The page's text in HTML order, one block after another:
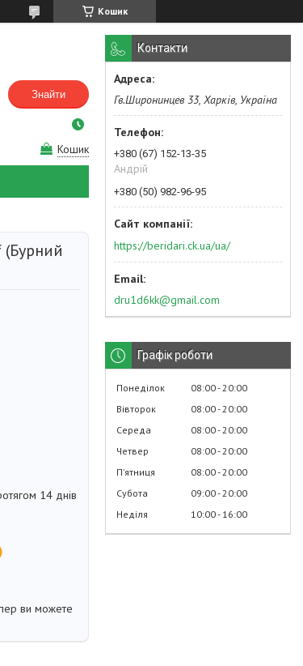
Кошик
Знайти
Кошик
(Бурний
14 днів
ви можете
Контакти
Гв.Широнинцев 33, Харків, Україна
+380 (67) 152-13-35
Андрій
+380 (50) 982-96-95
https://beridari.ck.ua/ua/
dru1d6kk@gmail.com
Графік роботи
Понеділок 08:00 20:00
Вівторок
08:00 20:00
Середа
08:00 20:00
Четвер
08:00 20:00
Пʼятниця
08:00 20:00
Субота
09:00 20:00
Неділя
10:00 16:00